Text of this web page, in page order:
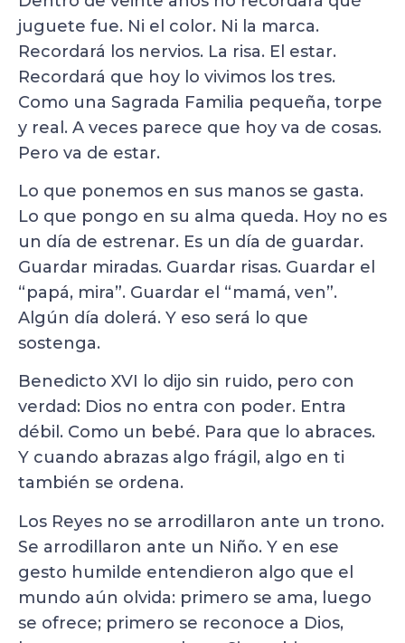
juguete fue. Ni el color. Ni la marca.
Recordará los nervios. La risa. El estar.
Recordará que hoy lo vivimos los tres.
Como una Sagrada Familia pequeña, torpe
y real. A veces parece que hoy va de cosas.
Pero va de estar.
Lo que ponemos en sus manos se gasta.
Lo que pongo en su alma queda. Hoy no es
un día de estrenar. Es un día de guardar.
Guardar miradas. Guardar risas. Guardar el
“papá, mira”. Guardar el “mamá, ven”.
Algún día dolerá. Y eso será lo que
sostenga.
Benedicto XVI lo dijo sin ruido, pero con
verdad: Dios no entra con poder. Entra
débil. Como un bebé. Para que lo abraces.
Y cuando abrazas algo frágil, algo en ti
también se ordena.
Los Reyes no se arrodillaron ante un trono.
Se arrodillaron ante un Niño. Y en ese
gesto humilde entendieron algo que el
mundo aún olvida: primero se ama, luego
se ofrece; primero se reconoce a Dios,